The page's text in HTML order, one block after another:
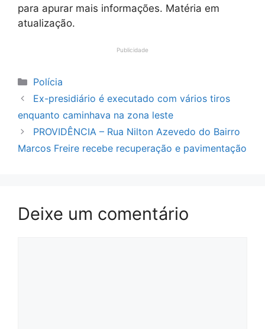
para apurar mais informações. Matéria em
atualização.
Publicidade
Categorias
Polícia
Ex-presidiário é executado com vários tiros
enquanto caminhava na zona leste
PROVIDÊNCIA – Rua Nilton Azevedo do Bairro
Marcos Freire recebe recuperação e pavimentação
Deixe um comentário